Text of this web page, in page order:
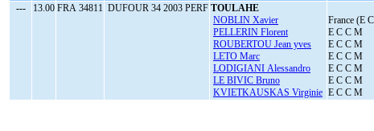
--- 13.00 FRA 34811 DUFOUR 34 2003 PERF TOULAHE
NOBLIN Xavier
PELLERIN Florent
ROUBERTOU Jean yves
LETO Marc
LODIGIANI Alessandro
LE BIVIC Bruno
KVIETKAUSKAS Virginie
France (E
E C C M
E C C M
E C C M
E C C M
E C C M
E C C M